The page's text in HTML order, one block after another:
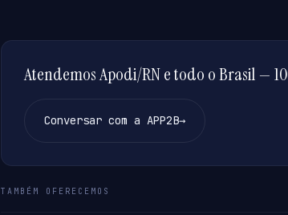
Atendemos Apodi/RN e todo o Brasil —
Conversar com a APP2B→
TAMBÉM OFERECEMOS